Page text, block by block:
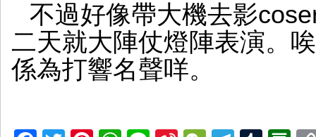
不過好像帶大機去影
二天就大陣仗燈陣表演。
係為打響名聲咩。